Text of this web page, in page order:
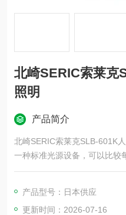
北崎SERIC索莱克
照明
产品简介
北崎SERIC索莱克SLB-601K
一种标准光源设备，可以比较
产品型号：日本供应
更新时间：2026-07-16